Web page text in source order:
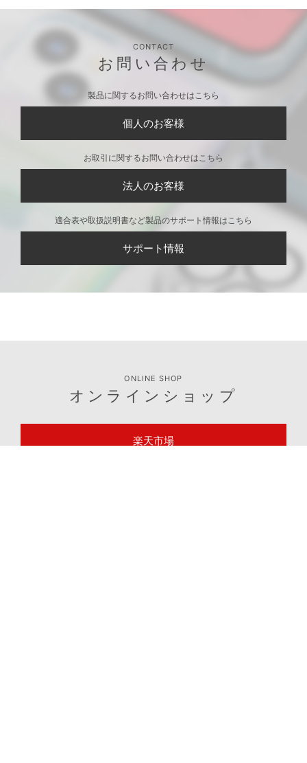
CONTACT
お問い合わせ
製品に関するお問い合わせはこちら
個人のお客様
お取引に関するお問い合わせはこちら
法人のお客様
適合表や取扱説明書など製品のサポート情報はこちら
サポート情報
ONLINE SHOP
オンラインショップ
楽天市場